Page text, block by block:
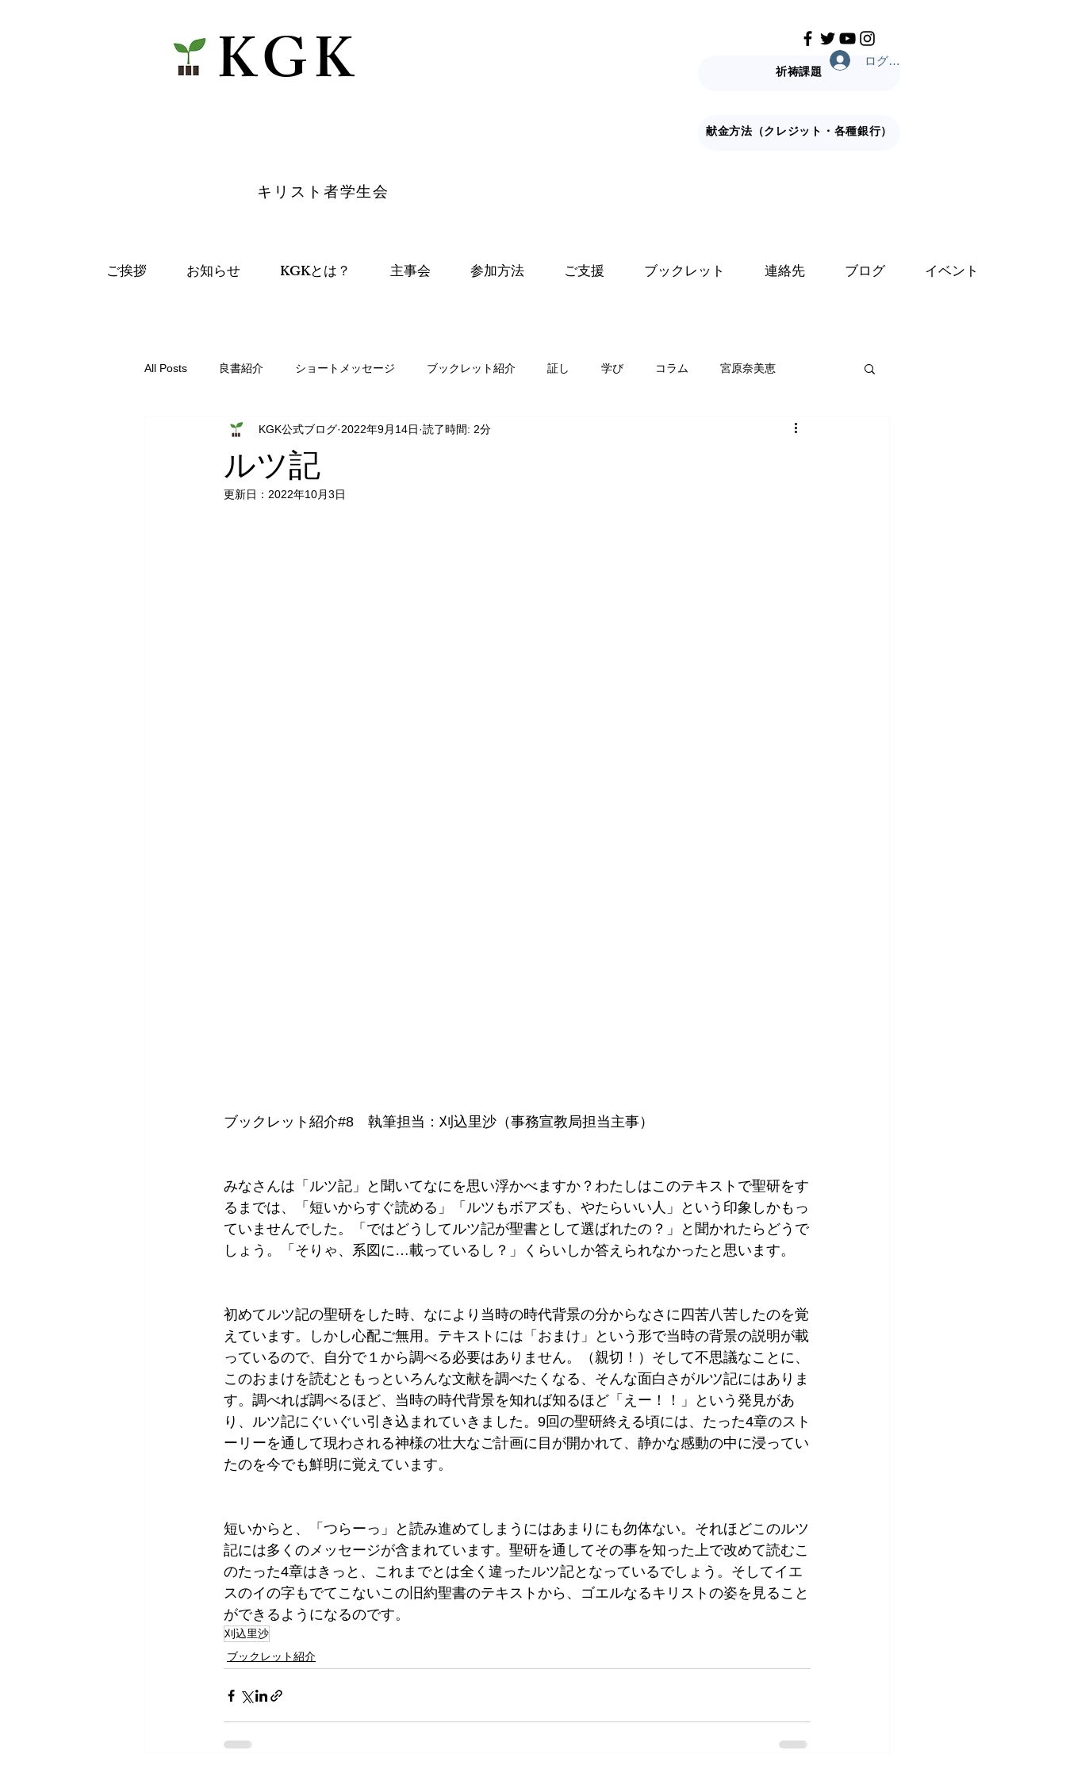
​KGK 祈祷課題
ログイン
献金方法（クレジット・各種銀行）
​キリスト者学生会
ご挨拶 お知らせ KGKとは？ 主事会 参加方法 ご支援 ブックレット 連絡先 ブログ イベント
All Posts 良書紹介 ショートメッセージ ブックレット紹介 証し 学び コラム 宮原奈美恵
仕事の神学 総主事コラム
ルツ記
KGK公式ブログ 2022年9月14日 読了時間: 2分
更新日： 2022年10月3日
ブックレット紹介#8　執筆担当：刈込里沙（事務宣教局担当主事）
みなさんは「ルツ記」と聞いてなにを思い浮かべますか？わたしはこのテキストで聖研をす
るまでは、「短いからすぐ読める」「ルツもボアズも、やたらいい人」という印象しかもっ
ていませんでした。「ではどうしてルツ記が聖書として選ばれたの？」と聞かれたらどうで
しょう。「そりゃ、系図に…載っているし？」くらいしか答えられなかったと思います。
初めてルツ記の聖研をした時、なにより当時の時代背景の分からなさに四苦八苦したのを覚
えています。しかし心配ご無用。テキストには「おまけ」という形で当時の背景の説明が載
っているので、自分で１から調べる必要はありません。（親切！）そして不思議なことに、
このおまけを読むともっといろんな文献を調べたくなる、そんな面白さがルツ記にはありま
す。調べれば調べるほど、当時の時代背景を知れば知るほど「えー！！」という発見があ
り、ルツ記にぐいぐい引き込まれていきました。9回の聖研終える頃には、たった4章のスト
ーリーを通して現わされる神様の壮大なご計画に目が開かれて、静かな感動の中に浸ってい
たのを今でも鮮明に覚えています。
短いからと、「つらーっ」と読み進めてしまうにはあまりにも勿体ない。それほどこのルツ
記には多くのメッセージが含まれています。聖研を通してその事を知った上で改めて読むこ
のたった4章はきっと、これまでとは全く違ったルツ記となっているでしょう。そしてイエ
スのイの字もでてこないこの旧約聖書のテキストから、ゴエルなるキリストの姿を見ること
ができるようになるのです。
刈込里沙
ブックレット紹介